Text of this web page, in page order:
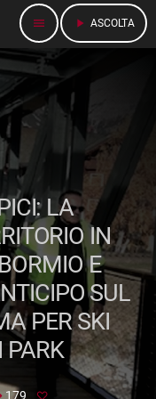
menu play_arrow ASCOLTA
LA
IN
E
SUL
PER SKI
PARK
179